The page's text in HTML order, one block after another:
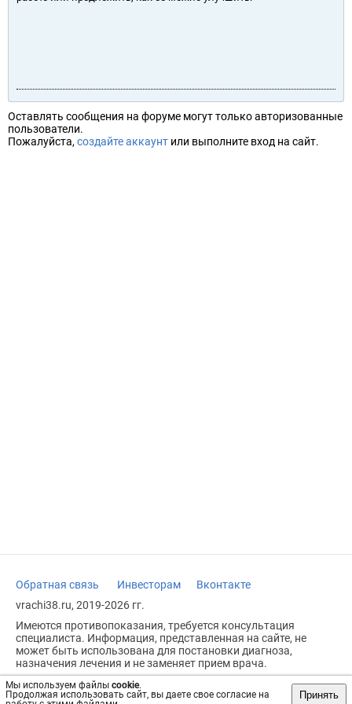
Мы используем файлы cookie.
Продолжая использовать сайт, вы даете свое согласие на
Принять
Оставлять сообщения на форуме могут только авторизованные
пользователи.
Пожалуйста, создайте аккаунт или выполните вход на сайт.
Обратная связь Инвесторам
Вконтакте
vrachi38.ru, 2019-2026 гг.
Имеются противопоказания, требуется консультация
специалиста. Информация, представленная на сайте, не
может быть использована для постановки диагноза,
назначения лечения и не заменяет прием врача.
Возрастное ограничение: 18+